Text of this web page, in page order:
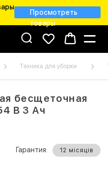
Просмотреть
товары
Техника для уборки
бесщеточная
В 3 Ач
Гарантия: 12 місяців